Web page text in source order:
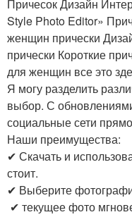
Причесок Дизайн
Style Photo Editor»
женщин прически
прически Короткие
для женщин все это
Я могу разделить
выбор. С
социальные сети
Наши преимущества:
✔ Скачать и
стоит.
✔ Выберите
✔ текущее фото